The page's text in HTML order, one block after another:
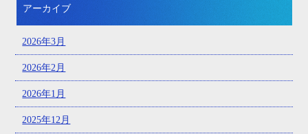
アーカイブ
2026年3月
2026年2月
2026年1月
2025年12月